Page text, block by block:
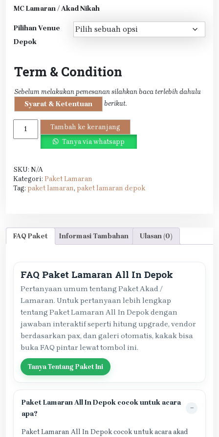
MC Lamaran / Akad Nikah
Pilihan Venue
Depok
Term & Condition
Sebelum melakukan pemesanan silahkan baca terlebih dahulu
Syarat & Ketentuan
berikut.
Paket
Depok
Tambah ke keranjang
Tanya via whatsapp
SKU: N/A
Kategori: Paket Lamaran
Tag: paket lamaran, paket lamaran depok
FAQ Paket Informasi Tambahan Ulasan (0)
FAQ Paket Lamaran All In Depok
Pertanyaan umum tentang Paket Akad /
Lamaran. Untuk pertanyaan lebih lengkap
tentang Paket Lamaran All In Depok dengan
jawaban interaktif seperti hitung upgrade, vendor
berdasarkan pax, dan galeri otomatis, kakak bisa
buka FAQ pintar lewat tombol ini.
Tanya Tentang Paket Ini
Paket Lamaran All In Depok cocok untuk acara
apa?
Paket Lamaran All In Depok cocok untuk acara akad